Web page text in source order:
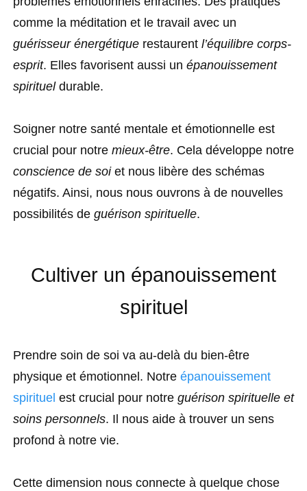
comme la méditation et le travail avec un
guérisseur énergétique restaurent l’équilibre corps-
esprit. Elles favorisent aussi un épanouissement
spiritueldurable.
Soigner notre santé mentale et émotionnelle est
crucial pour notre mieux-être. Cela développe notre
conscience de soiet nous libère des schémas
négatifs. Ainsi, nous nous ouvrons à de nouvelles
possibilités de guérison spirituelle.
Cultiver un épanouissement
spirituel
Prendre soin de soi va au-delà du bien-être
physique et émotionnel. Notre épanouissement
spirituel est crucial pour notre guérison spirituelle et
soins personnels. Il nous aide à trouver un sens
profond à notre vie.
Cette dimension nous connecte à quelque chose